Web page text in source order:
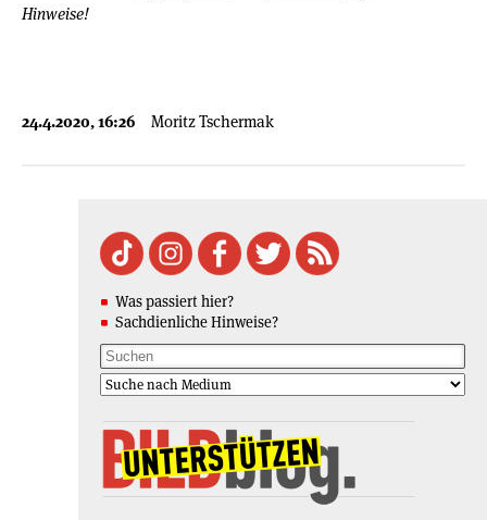
Hinweise!
24.4.2020, 16:26 Moritz Tschermak
Was passiert hier?
Sachdienliche Hinweise?